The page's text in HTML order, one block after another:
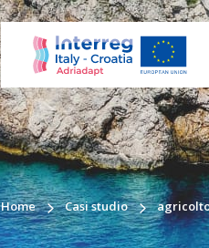
Home Casi studio